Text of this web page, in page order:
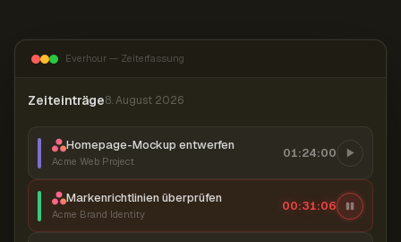
Everhour — Zeiterfassung
Zeiteinträge8. August 2026
Homepage-Mockup entwerfen
Acme Web Project
01:24:00
Markenrichtlinien überprüfen
Acme Brand Identity
00:31:07